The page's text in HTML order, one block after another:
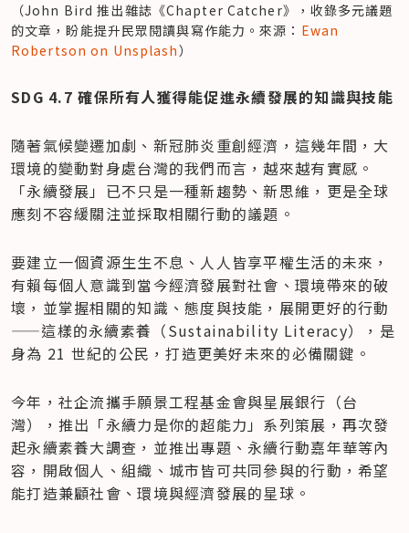
（John Bird 推出雜誌《Chapter Catcher》，收錄多元議題
的文章，盼能提升民眾閱讀與寫作能力。來源： Ewan
Robertson on Unsplash）
SDG 4.7 確保所有人獲得能促進永續發展的知識與技能
​隨著氣候變遷加劇、新冠肺炎重創經濟，這幾年間，大
環境的變動對身處台灣的我們而言，越來越有實感。
「永續發展」已不只是一種新趨勢、新思維，更是全球
應刻不容緩關注並採取相關行動的議題。
要建立一個資源生生不息、人人皆享平權生活的未來，
有賴每個人意識到當今經濟發展對社會、環境帶來的破
壞，並掌握相關的知識、態度與技能，展開更好的行動
——這樣的永續素養（Sustainability Literacy），是
身為 21 世紀的公民，打造更美好未來的必備關鍵。
今年，社企流攜手願景工程基金會與星展銀行（台
灣），推出「永續力是你的超能力」系列策展，再次發
起永續素養大調查，並推出專題、永續行動嘉年華等內
容，開啟個人、組織、城市皆可共同參與的行動，希望
能打造兼顧社會、環境與經濟發展的星球。